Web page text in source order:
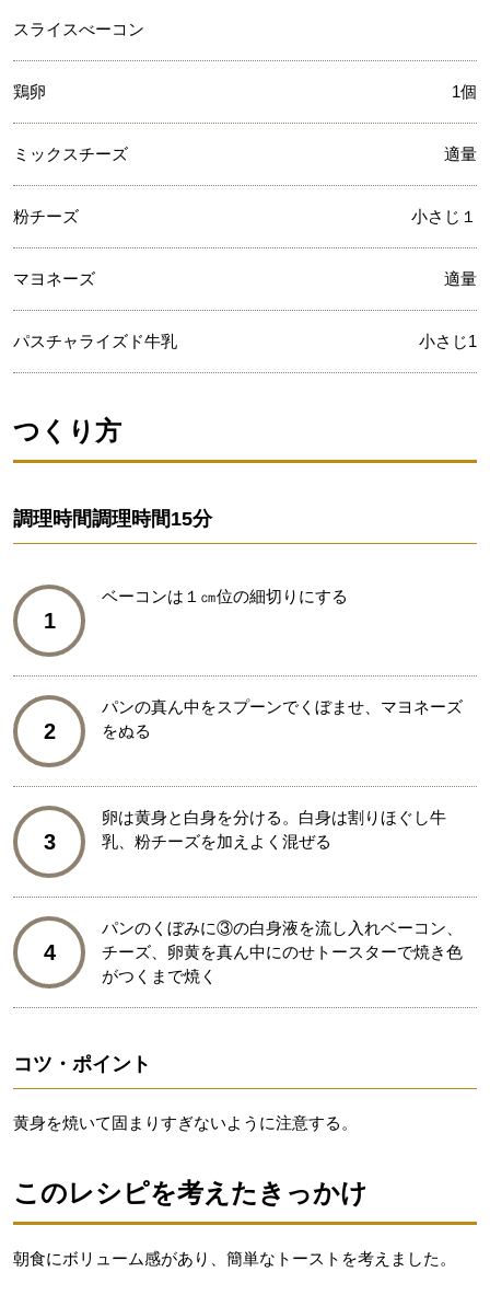
スライスべーコン
鶏卵 1個
ミックスチーズ 適量
粉チーズ 小さじ１
マヨネーズ 適量
パスチャライズド牛乳 小さじ1
つくり方
調理時間調理時間15分
1
ベーコンは１㎝位の細切りにする
2
パンの真ん中をスプーンでくぼませ、マヨネーズ
をぬる
3
卵は黄身と白身を分ける。白身は割りほぐし牛
乳、粉チーズを加えよく混ぜる
4
パンのくぼみに③の白身液を流し入れベーコン、
チーズ、卵黄を真ん中にのせトースターで焼き色
がつくまで焼く
コツ・ポイント
黄身を焼いて固まりすぎないように注意する。
このレシピを考えたきっかけ
朝食にボリューム感があり、簡単なトーストを考えました。